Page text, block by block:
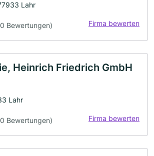
Lahr
Bewertungen) Firma bewerten
Heinrich Friedrich GmbH
Lahr
Bewertungen) Firma bewerten